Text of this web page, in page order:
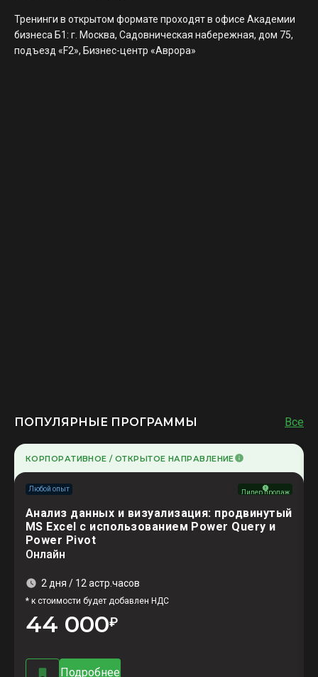
Тренинги в открытом формате проходят в офисе Академии
бизнеса Б1: г. Москва, Садовническая набережная, дом 75,
подъезд «F2», Бизнес-центр «Аврора»
ПОПУЛЯРНЫЕ ПРОГРАММЫ Все
КОРПОРАТИВНОЕ / ОТКРЫТОЕ НАПРАВЛЕНИЕ
Любой опыт Лидер продаж
Анализ данных и визуализация: продвинутый
МS Excel с использованием Power Query и
Power Pivot
Онлайн
2 дня / 12 астр.часов
* к стоимости будет добавлен НДС
44 000₽
Подробнее